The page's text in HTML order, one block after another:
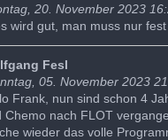
20. November 2023
wird gut, man muss nur
Fesl
05. November 2023
Frank, nun sind schon 4
Chemo nach FLOT
wieder das volle